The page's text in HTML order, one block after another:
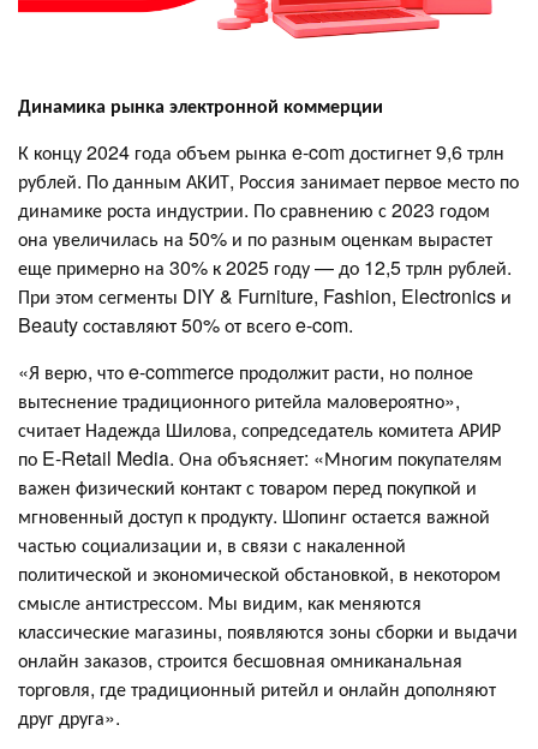
Динамика рынка электронной коммерции
К концу 2024 года объем рынка e-com достигнет 9,6 трлн
рублей. По данным АКИТ, Россия занимает первое место по
динамике роста индустрии. По сравнению с 2023 годом
она увеличилась на 50% и по разным оценкам вырастет
еще примерно на 30% к 2025 году — до 12,5 трлн рублей.
При этом сегменты DIY & Furniture, Fashion, Electronics и
Beauty составляют 50% от всего e-com.
«Я верю, что e-commerce продолжит расти, но полное
вытеснение традиционного ритейла маловероятно»,
считает Надежда Шилова, сопредседатель комитета АРИР
по E-Retail Media. Она объясняет: «Многим покупателям
важен физический контакт с товаром перед покупкой и
мгновенный доступ к продукту. Шопинг остается важной
частью социализации и, в связи с накаленной
политической и экономической обстановкой, в некотором
смысле антистрессом. Мы видим, как меняются
классические магазины, появляются зоны сборки и выдачи
онлайн заказов, строится бесшовная омниканальная
торговля, где традиционный ритейл и онлайн дополняют
друг друга».